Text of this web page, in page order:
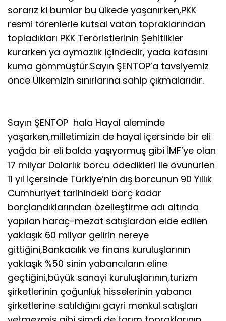
sorarız ki bumlar bu ülkede yaşanırken,PKK
resmi törenlerle kutsal vatan topraklarından
topladıkları PKK Teröristlerinin Şehitlikler
kurarken ya aymazlık içindedir, yada kafasını
kuma gömmüştür.Sayın ŞENTOP’a tavsiyemiz
önce Ülkemizin sınırlarına sahip çıkmalarıdır.
Sayın ŞENTOP hala Hayal aleminde
yaşarken,milletimizin de hayal içersinde bir eli
yağda bir eli balda yaşıyormuş gibi İMF’ye olan
17 milyar Dolarlık borcu ödedikleri ile övünürlen
11 yıl içersinde Türkiye’nin dış borcunun 90 Yıllık
Cumhuriyet tarihindeki borç kadar
borçlandıklarından özelleştirme adı altında
yapılan haraç-mezat satışlardan elde edilen
yaklaşık 60 milyar gelirin nereye
gittiğini,Bankacılık ve finans kuruluşlarının
yaklaşık %50 sinin yabancıların eline
geçtiğini,büyük sanayi kuruluşlarının,turizm
şirketlerinin çoğunluk hisselerinin yabancı
şirketlerine satıldığını gayri menkul satışları